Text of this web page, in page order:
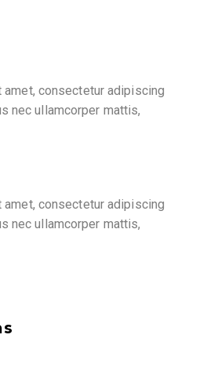
consectetur adipiscing
nec ullamcorper mattis,
consectetur adipiscing
nec ullamcorper mattis,